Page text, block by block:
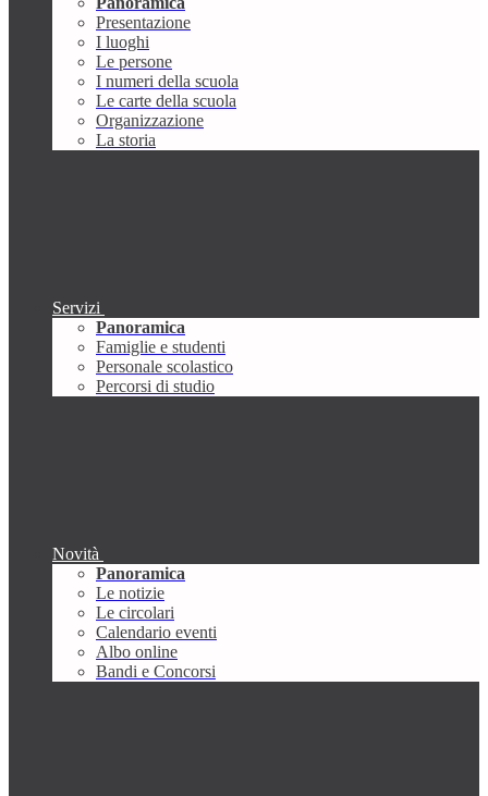
Presentazione
I luoghi
Le persone
I numeri della scuola
Le carte della scuola
Organizzazione
La storia
Servizi
Panoramica
Famiglie e studenti
Personale scolastico
Percorsi di studio
Novità
Panoramica
Le notizie
Le circolari
Calendario eventi
Albo online
Bandi e Concorsi